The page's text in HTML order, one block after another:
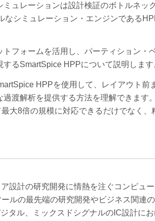
ュレーションは設計検証のボトルネッ
シミュレーション・エンジンである
フォームを活用し、パーティション・
るSmartSpice HPPについて説明します
HPPを使用して、レイアウト前
渡解析を提供する方法を理解できます
大8倍の規模に対応できるだけでなく、
設計の研究開発に情熱を注ぐコンピュ
ルの最先端の研究開発やビジネス関連
タル、ミックスドシグナルのIC設計に